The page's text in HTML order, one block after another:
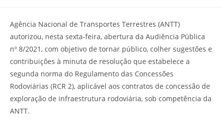
Agência Nacional de Transportes Terrestres (ANTT)
autorizou, nesta sexta-feira, abertura da Audiência Pública
nº 8/2021, com objetivo de tornar público, colher sugestões e
contribuições à minuta de resolução que estabelece a
segunda norma do Regulamento das Concessões
Rodoviárias (RCR 2), aplicável aos contratos de concessão de
exploração de infraestrutura rodoviária, sob competência da
ANTT.